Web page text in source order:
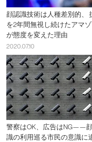
顔認識技術は人種差別的、
を2年間無視し続けたアマ
が態度を変えた理由
2020.07.10
警察はOK、広告はNG——
識の利用巡る市民の意識に